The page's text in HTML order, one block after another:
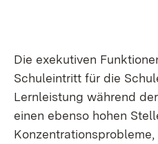
Die exekutiven
Schuleintritt für die
Lernleistung während
einen ebenso hohen
Konzentrationsprobleme,